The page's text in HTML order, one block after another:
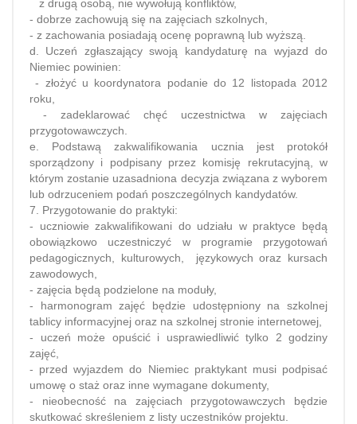
z drugą osobą, nie wywołują konfliktów,
- dobrze zachowują się na zajęciach szkolnych,
- z zachowania posiadają ocenę poprawną lub wyższą.
d. Uczeń zgłaszający swoją kandydaturę na wyjazd do
Niemiec powinien:
- złożyć u koordynatora podanie do 12 listopada 2012
roku,
- zadeklarować chęć uczestnictwa w zajęciach
przygotowawczych.
e. Podstawą zakwalifikowania ucznia jest protokół
sporządzony i podpisany przez komisję rekrutacyjną, w
którym zostanie uzasadniona decyzja związana z wyborem
lub odrzuceniem podań poszczególnych kandydatów.
7. Przygotowanie do praktyki:
- uczniowie zakwalifikowani do udziału w praktyce będą
obowiązkowo uczestniczyć w programie przygotowań
pedagogicznych, kulturowych, językowych oraz kursach
zawodowych,
- zajęcia będą podzielone na moduły,
- harmonogram zajęć będzie udostępniony na szkolnej
tablicy informacyjnej oraz na szkolnej stronie internetowej,
- uczeń może opuścić i usprawiedliwić tylko 2 godziny
zajęć,
- przed wyjazdem do Niemiec praktykant musi podpisać
umowę o staż oraz inne wymagane dokumenty,
- nieobecność na zajęciach przygotowawczych będzie
skutkować skreśleniem z listy uczestników projektu.